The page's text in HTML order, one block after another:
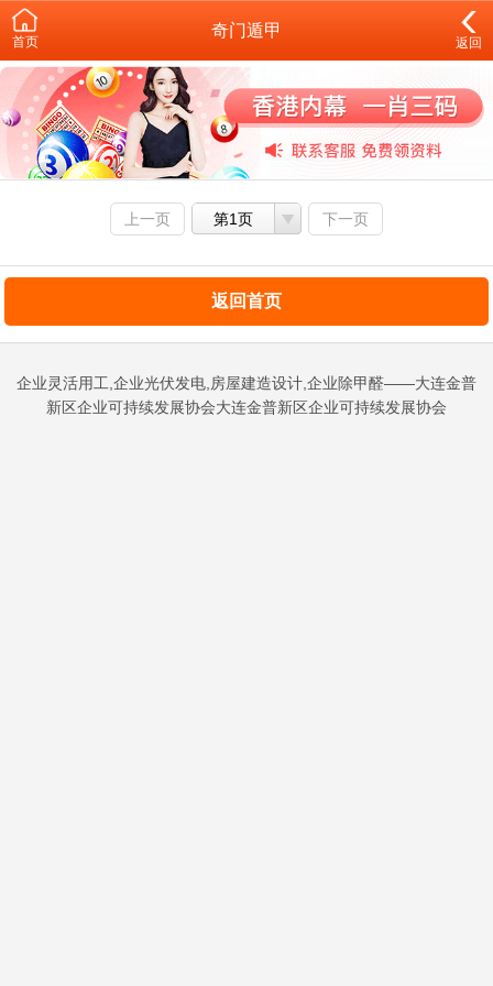
首页
奇门遁甲
返回
上一页 第1页 下一页
返回首页
企业灵活用工,企业光伏发电,房屋建造设计,企业除甲醛——大连金普
新区企业可持续发展协会大连金普新区企业可持续发展协会